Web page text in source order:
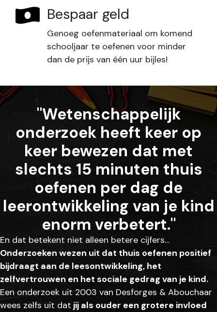
Bespaar geld
Genoeg oefenmateriaal om komend
schooljaar te oefenen voor minder
dan de prijs van één uur bijles!
"Wetenschappelijk
onderzoek heeft keer op
keer bewezen dat met
slechts 15 minuten thuis
oefenen per dag de
leerontwikkeling van je kind
enorm verbetert."
En dat betekent niet alleen betere cijfers…
Onderzoeken wezen uit dat thuis oefenen positief
bijdraagt aan de leesontwikkeling, het
zelfvertrouwen en het sociale gedrag van je kind.
Een onderzoek uit 2003 van Desforges & Abouchaar
wees zelfs uit dat jij als ouder een grotere invloed